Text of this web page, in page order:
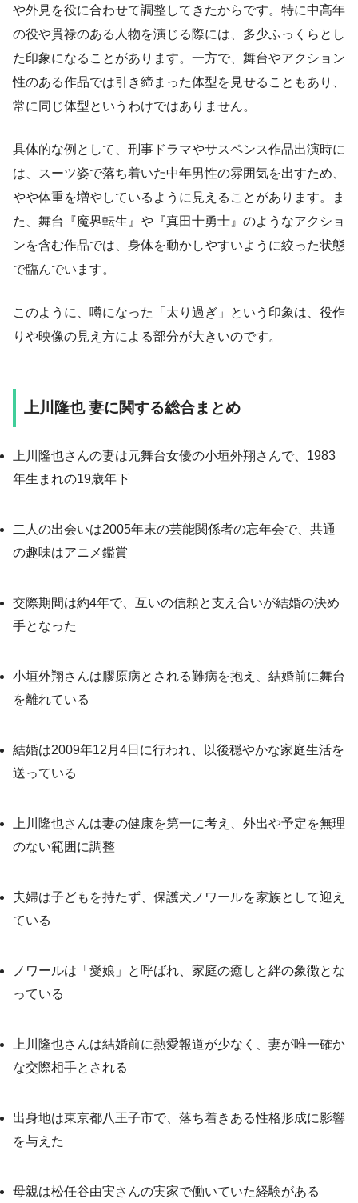
や外見を役に合わせて調整してきたからです。特に中高年
の役や貫禄のある人物を演じる際には、多少ふっくらとし
た印象になることがあります。一方で、舞台やアクション
性のある作品では引き締まった体型を見せることもあり、
常に同じ体型というわけではありません。
具体的な例として、刑事ドラマやサスペンス作品出演時に
は、スーツ姿で落ち着いた中年男性の雰囲気を出すため、
やや体重を増やしているように見えることがあります。ま
た、舞台『魔界転生』や『真田十勇士』のようなアクショ
ンを含む作品では、身体を動かしやすいように絞った状態
で臨んでいます。
このように、噂になった「太り過ぎ」という印象は、役作
りや映像の見え方による部分が大きいのです。
上川隆也 妻に関する総合まとめ
上川隆也さんの妻は元舞台女優の小垣外翔さんで、1983
年生まれの19歳年下
二人の出会いは2005年末の芸能関係者の忘年会で、共通
の趣味はアニメ鑑賞
交際期間は約4年で、互いの信頼と支え合いが結婚の決め
手となった
小垣外翔さんは膠原病とされる難病を抱え、結婚前に舞台
を離れている
結婚は2009年12月4日に行われ、以後穏やかな家庭生活を
送っている
上川隆也さんは妻の健康を第一に考え、外出や予定を無理
のない範囲に調整
夫婦は子どもを持たず、保護犬ノワールを家族として迎え
ている
ノワールは「愛娘」と呼ばれ、家庭の癒しと絆の象徴とな
っている
上川隆也さんは結婚前に熱愛報道が少なく、妻が唯一確か
な交際相手とされる
出身地は東京都八王子市で、落ち着きある性格形成に影響
を与えた
母親は松任谷由実さんの実家で働いていた経験がある